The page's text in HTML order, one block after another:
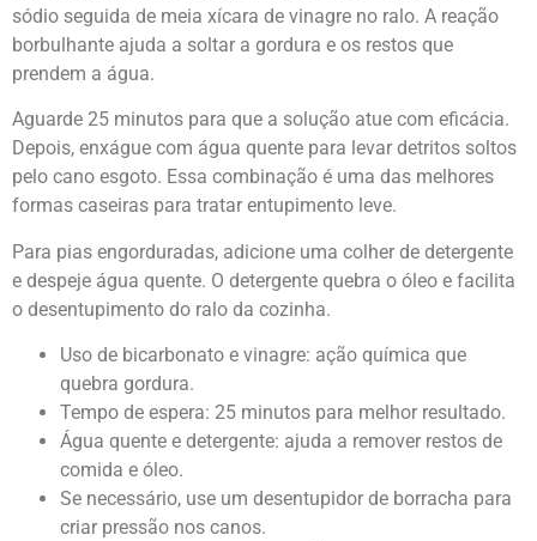
sódio seguida de meia xícara de vinagre no ralo. A reação
borbulhante ajuda a soltar a gordura e os restos que
prendem a água.
Aguarde 25 minutos para que a solução atue com eficácia.
Depois, enxágue com água quente para levar detritos soltos
pelo cano esgoto. Essa combinação é uma das melhores
formas caseiras para tratar entupimento leve.
Para pias engorduradas, adicione uma colher de detergente
e despeje água quente. O detergente quebra o óleo e facilita
o desentupimento do ralo da cozinha.
Uso de bicarbonato e vinagre: ação química que
quebra gordura.
Tempo de espera: 25 minutos para melhor resultado.
Água quente e detergente: ajuda a remover restos de
comida e óleo.
Se necessário, use um desentupidor de borracha para
criar pressão nos canos.